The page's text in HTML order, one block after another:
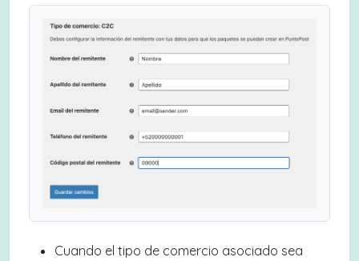
Cuando el tipo de comercio asociado sea